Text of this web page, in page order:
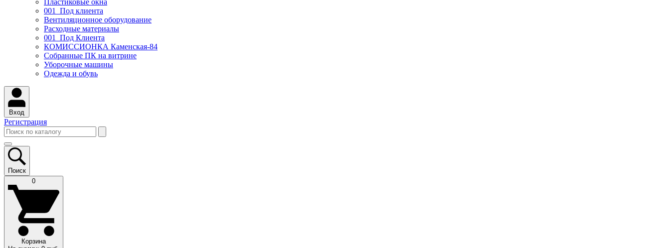
Пластиковые окна
001_Под клиента
Вентиляционное оборудование
Расходные материалы
001_Под Клиента
КОМИССИОНКА Каменская-84
Собранные ПК на витрине
Уборочные машины
Одежда и обувь
Вход
Регистрация
Поиск
0
Корзина